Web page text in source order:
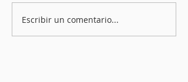
Escribir un comentario...